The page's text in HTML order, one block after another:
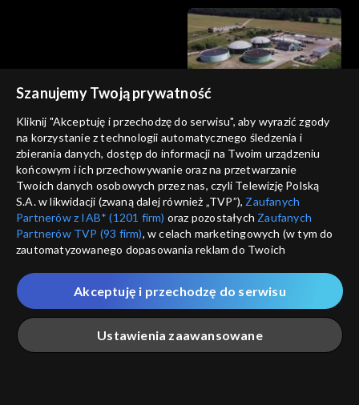
18.12.2025, 12:10
17.12.2025, 12:10
Agrobiznes
Agrobiznes
Szanujemy Twoją prywatność
Kliknij "Akceptuję i przechodzę do serwisu", aby wyrazić zgody
na korzystanie z technologii automatycznego śledzenia i
zbierania danych, dostęp do informacji na Twoim urządzeniu
końcowym i ich przechowywanie oraz na przetwarzanie
Twoich danych osobowych przez nas, czyli Telewizję Polską
S.A. w likwidacji (zwaną dalej również „TVP”), Zaufanych
Partnerów z IAB* (1201 firm) oraz pozostałych Zaufanych
Partnerów TVP (93 firm), w celach marketingowych (w tym do
zautomatyzowanego dopasowania reklam do Twoich
które wskazujemy poniżej, a także zgody na udostępnianie
przez nas identyfikatora PPID do Google.
Twoje dane osobowe zbierane podczas odwiedzania przez
Ciebie naszych
poszczególnych serwisówzwanych dalej
„Portalem”, w tym informacje zapisywane za pomocą
Ustawienia zaawansowane
Akceptuję i przechodzę do serwisu